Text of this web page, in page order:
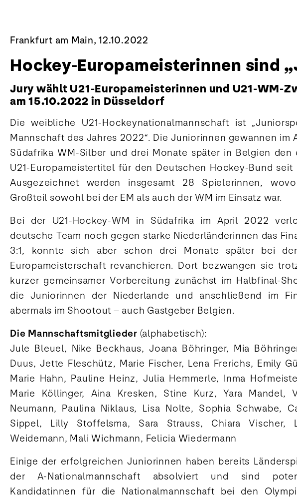
Frankfurt am Main, 12.10.2022
Hockey-Europameisterinnen sind
Jury wählt U21-Europameisterinnen und U21-
am 15.10.2022 in Düsseldorf
Die weibliche U21-Hockeynationalmannschaft ist
Mannschaft des Jahres 2022“. Die Juniorinnen gewannen im
Südafrika WM-Silber und drei Monate später in Belgien den
U21-Europameistertitel für den Deutschen Hockey-Bund
Ausgezeichnet werden insgesamt 28 Spielerinnen,
Großteil sowohl bei der EM als auch der WM im Einsatz war.
Bei der U21-Hockey-WM in Südafrika im April 2022
deutsche Team noch gegen starke Niederländerinnen das
3:1, konnte sich aber schon drei Monate später bei
Europameisterschaft revanchieren. Dort bezwangen sie
kurzer gemeinsamer Vorbereitung zunächst im Halbfinal-
die Juniorinnen der Niederlande und anschließend im
abermals im Shootout – auch Gastgeber Belgien.
Die Mannschaftsmitglieder (alphabetisch):
Jule Bleuel, Nike Beckhaus, Joana Böhringer, Mia
Duus, Jette Fleschütz, Marie Fischer, Lena Frerichs, Emily
Marie Hahn, Pauline Heinz, Julia Hemmerle, Inma
Marie Köllinger, Aina Kresken, Stine Kurz, Yara Mandel,
Neumann, Paulina Niklaus, Lisa Nolte, Sophia Schwabe,
Sippel, Lilly Stoffelsma, Sara Strauss, Chiara Vischer,
Weidemann, Mali Wichmann, Felicia Wiedermann
Einige der erfolgreichen Juniorinnen haben bereits
der A-Nationalmannschaft absolviert und sind
Kandidatinnen für die Nationalmannschaft bei den